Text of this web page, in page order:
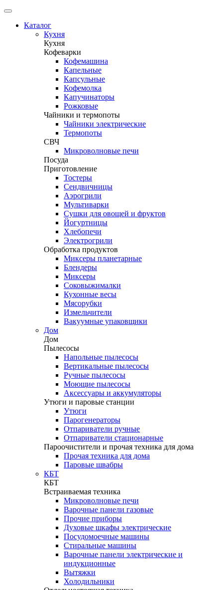
Каталог
Кухня
Кухня
Кофеварки
Кофемашина
Капельные
Капсульные
Кофемолка
Капучинаторы
Рожковые
Чайники и термопоты
Чайники электрические
Термопоты
СВЧ
Микроволновые печи
Посуда
Приготовление
Тостеры
Сендвичницы
Аэрогрили
Мультиварки
Сушки для овощей и фруктов
Йогуртницы
Хлебопечи
Электрогрили
Обработка продуктов
Миксеры планетарные
Блендеры
Миксеры
Соковыжималки
Кухонные весы
Мясорубки
Измельчители
Вакуумные упаковщики
Дом
Дом
Пылесосы
Напольные пылесосы
Вертикальные пылесосы
Ручные пылесосы
Моющие пылесосы
Аксессуары и аккумуляторы
Утюги и паровые станции
Утюги
Парогенераторы
Отпариватели ручные
Отпариватели стационарные
Пароочистители и прочая техника для дома
Прочая техника для дома
Паровые швабры
КБТ
КБТ
Встраиваемая техника
Микроволновые печи
Варочные панели газовые
Прочие приборы
Духовые шкафы электрические
Посудомоечные машины
Стиральные машины
Варочные панели электрические и
индукционные
Вытяжки
Холодильники